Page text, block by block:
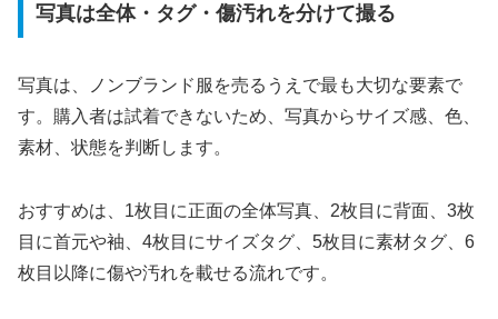
写真は全体・タグ・傷汚れを分けて撮る
写真は、ノンブランド服を売るうえで最も大切な要素で
す。購入者は試着できないため、写真からサイズ感、色、
素材、状態を判断します。
おすすめは、1枚目に正面の全体写真、2枚目に背面、3枚
目に首元や袖、4枚目にサイズタグ、5枚目に素材タグ、6
枚目以降に傷や汚れを載せる流れです。